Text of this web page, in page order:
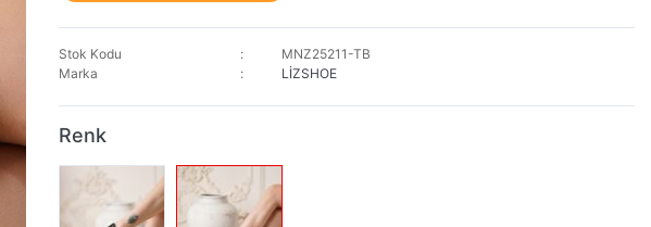
Stok Kodu
MNZ25211-TB
Marka
LİZSHOE
Renk